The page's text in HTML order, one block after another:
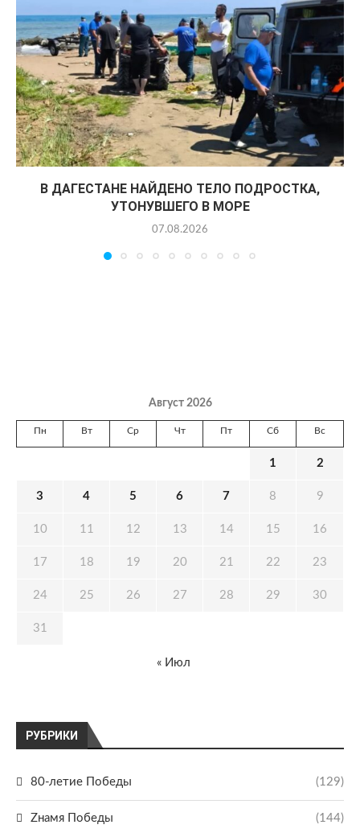
В ДАГЕСТАНЕ НАЙДЕНО ТЕЛО ПОДРОСТКА,
УТОНУВШЕГО В МОРЕ
07.08.2026
РУБРИКИ
80-летие Победы (129)
Zнамя Победы (144)
Август 2026
Пн Вт Ср Чт Пт Сб Вс
1 2
3 4 5 6 7 8 9
10 11 12 13 14 15 16
17 18 19 20 21 22 23
24 25 26 27 28 29 30
31
« Июл